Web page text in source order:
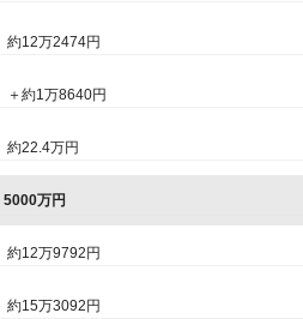
約12万2474円
＋約1万8640円
約22.4万円
5000万円
約12万9792円
約15万3092円